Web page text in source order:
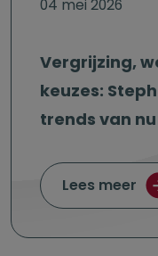
04 mei 2026
Vergrijzing,
keuzes:
trends van nu
Lees meer